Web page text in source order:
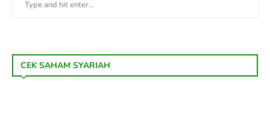
CEK SAHAM SYARIAH